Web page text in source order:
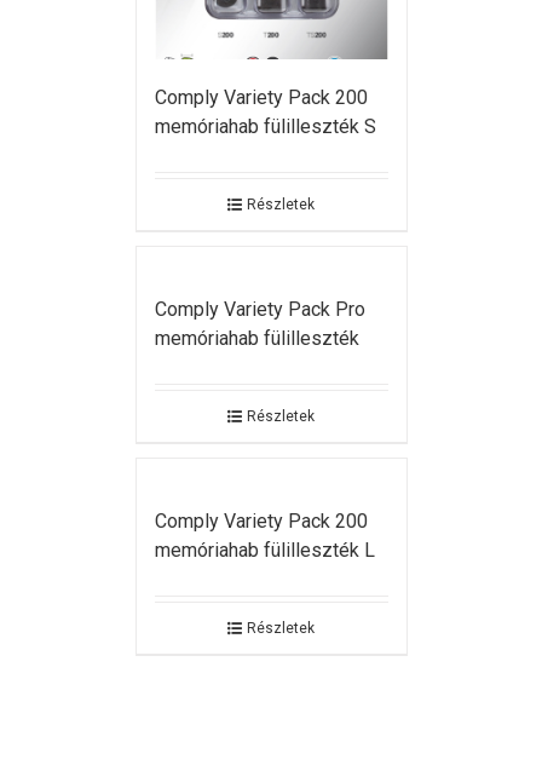
Comply Variety Pack 200
memóriahab fülilleszték S
Részletek
Comply Variety Pack Pro
memóriahab fülilleszték
Részletek
Comply Variety Pack 200
memóriahab fülilleszték L
Részletek